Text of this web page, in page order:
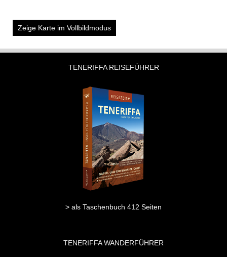
Zeige Karte im Vollbildmodus
TENERIFFA REISEFÜHRER
> als Taschenbuch 412 Seiten
TENERIFFA WANDERFÜHRER